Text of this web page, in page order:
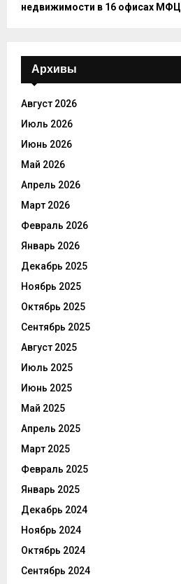
недвижимости в 16 офисах МФЦ
Архивы
Август 2026
Июль 2026
Июнь 2026
Май 2026
Апрель 2026
Март 2026
Февраль 2026
Январь 2026
Декабрь 2025
Ноябрь 2025
Октябрь 2025
Сентябрь 2025
Август 2025
Июль 2025
Июнь 2025
Май 2025
Апрель 2025
Март 2025
Февраль 2025
Январь 2025
Декабрь 2024
Ноябрь 2024
Октябрь 2024
Сентябрь 2024